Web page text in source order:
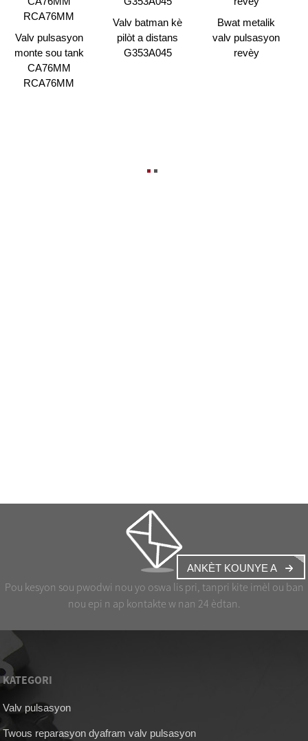
Valv pulsasyon
monte sou tank
CA76MM
RCA76MM
Valv batman kè
pilòt a distans
G353A045
Bwat metalik
valv pulsasyon
revèy
Pou kesyon sou pwodwi nou yo oswa lis pri, tanpri kite imèl ou ban
nou epi n ap kontakte w nan 24 èdtan.
ANKÈT KOUNYE A
KATEGORI
Valv pulsasyon
Twous reparasyon dyafram valv pulsasyon